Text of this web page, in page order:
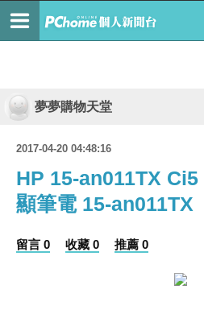
夢夢購物天堂
2017-04-20 04:48:16
HP 15-an011TX
顯筆電 15-an011TX
留言 0 收藏 0 推薦 0